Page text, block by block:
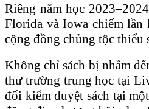
Riêng năm học
Florida và Iowa chiếm lần
cộng đồng chủng tộc thiểu
Không chỉ sách bị nhắm
thư trường trung học tại
đối kiểm duyệt sách tại